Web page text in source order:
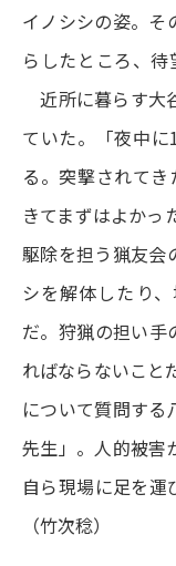
イノシシの姿。そ
らしたところ、待
近所に暮らす大
ていた。「夜中
る。突撃されて
きてまずはよか
駆除を担う猟友会
シを解体したり
だ。狩猟の担い手
ればならないこ
について質問する
先生」。人的被害
自ら現場に足を運
（竹次稔）